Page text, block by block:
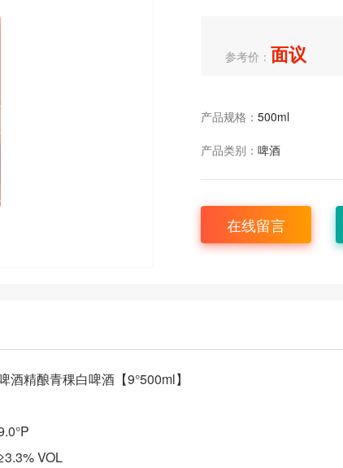
参考价： 面议
产品规格： 500ml
产品类别： 啤酒
在线留言
酒精酿青稞白啤酒【9°500ml】
VOL